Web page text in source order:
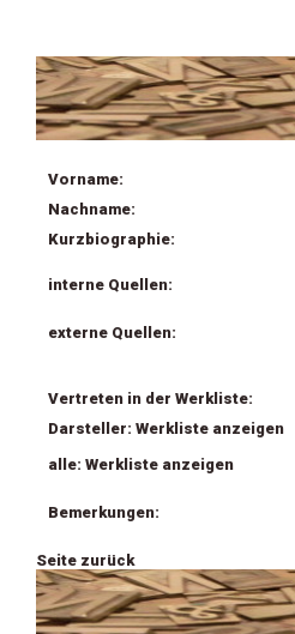
Vorname:
Nachname:
Kurzbiographie:
interne Quellen:
externe Quellen:
Vertreten in der Werkliste:
Darsteller: Werkliste anzeigen
alle: Werkliste anzeigen
Bemerkungen:
Seite zurück